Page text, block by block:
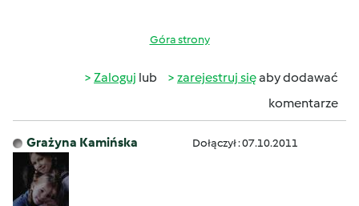
Góra strony
Zaloguj lub zarejestruj sięaby dodawać
komentarze
Grażyna Kamińska Dołączył : 07.10.2011